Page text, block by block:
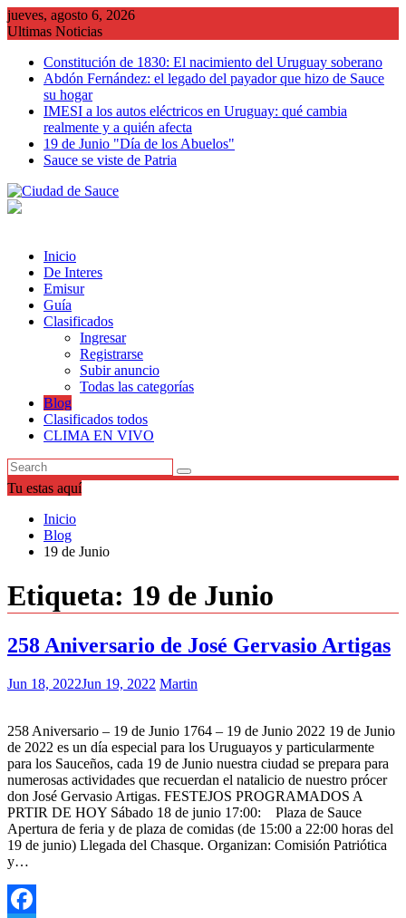
Saltar
al
jueves, agosto 6, 2026
Ultimas Noticias
Constitución de 1830: El nacimiento del Uruguay soberano
Abdón Fernández: el legado del payador que hizo de Sauce
su hogar
IMESI a los autos eléctricos en Uruguay: qué cambia
realmente y a quién afecta
19 de Junio "Día de los Abuelos"
Sauce se viste de Patria
Inicio
De Interes
Emisur
Guía
Clasificados
Ingresar
Registrarse
Subir anuncio
Todas las categorías
Blog
Clasificados todos
CLIMA EN VIVO
Tu estas aquí
Inicio
Blog
19 de Junio
Etiqueta: 19 de Junio
258 Aniversario de José Gervasio Artigas
Jun 18, 2022Jun 19, 2022 Martin
258 Aniversario – 19 de Junio 1764 – 19 de Junio 2022 19 de Junio
de 2022 es un día especial para los Uruguayos y particularmente
para los Sauceños, cada 19 de Junio nuestra ciudad se prepara para
numerosas actividades que recuerdan el natalicio de nuestro prócer
don José Gervasio Artigas. FESTEJOS PROGRAMADOS A
PRTIR DE HOY Sábado 18 de junio 17:00: Plaza de Sauce
Apertura de feria y de plaza de comidas (de 15:00 a 22:00 horas del
19 de junio) Llegada del Chasque. Organizan: Comisión Patriótica
y…